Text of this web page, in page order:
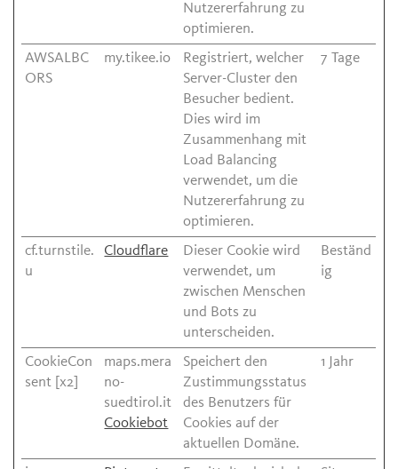
Nutzererfahrung zu
optimieren.
AWSALBC
ORS
my.tikee.io
Registriert, welcher
Server-Cluster den
Besucher bedient.
Dies wird im
Zusammenhang mit
Load Balancing
verwendet, um die
Nutzererfahrung zu
optimieren.
7 Tage
cf.turnstile.
u
Cloudflare
Dieser Cookie wird
verwendet, um
zwischen Menschen
und Bots zu
unterscheiden.
Beständ
ig
CookieCon
sent [x2]
maps.mera
no-
suedtirol.it
Cookiebot
Speichert den
Zustimmungsstatus
des Benutzers für
Cookies auf der
aktuellen Domäne.
1 Jahr